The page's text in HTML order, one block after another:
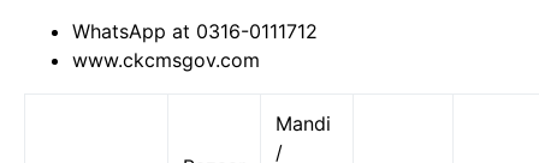
WhatsApp at 0316-0111712
www.ckcmsgov.com
Mandi
/